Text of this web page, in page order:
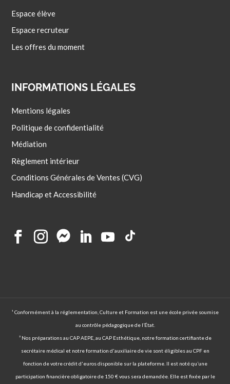
Espace élève
Espace recruteur
Les offres du moment
INFORMATIONS LÉGALES
Mentions légales
Politique de confidentialité
Médiation
Règlement intérieur
Conditions Générales de Ventes (CVG)
Handicap et Accessibilité
¹ Conformément à la réglementation, Culture et Formation est une école privée soumise
au contrôle pédagogique de l’État.
² Nos préparations au CAP AEPE, au CAP Esthétique, notre formation certifiante de
secrétaire médical et notre formation d'auxiliaire de vie sont éligibles au CPF en
fonction de votre crédit d'euros disponible sur la plateforme. Il est noté qu’une
participation financière obligatoire de 150 € vous sera demandée. Elle est fixée par le